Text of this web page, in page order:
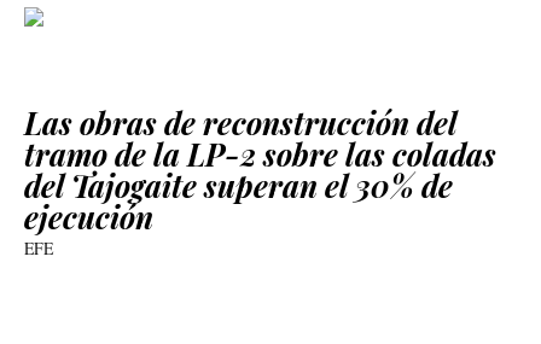
Las obras de reconstrucción del
tramo de la LP-2 sobre las coladas
del Tajogaite superan el 30% de
ejecución
EFE